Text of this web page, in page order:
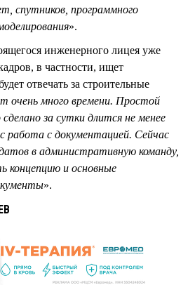
спутников, программного
».
инженерного лицея уже
в частности, ищет
отвечать за строительные
очень много времени. Простой
за сутки длится не менее
работа с документацией. Сейчас
в административную команду,
и основные
».